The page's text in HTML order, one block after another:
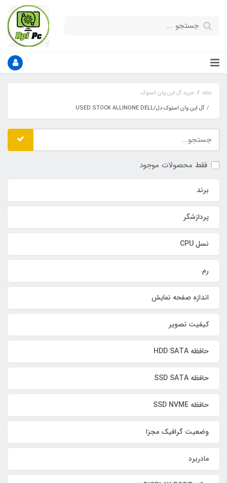
خانه
خرید آل این وان استوک
آل این وان استوک دل/USED STOCK ALLINONE DELL
فقط محصولات موجود
برند
پردازشگر
نسل CPU
رم
اندازه صفحه نمایش
کیفیت تصویر
حافظه HDD SATA
حافظه SSD SATA
حافظه SSD NVME
وضعیت گرافیک مجزا
مادربرد